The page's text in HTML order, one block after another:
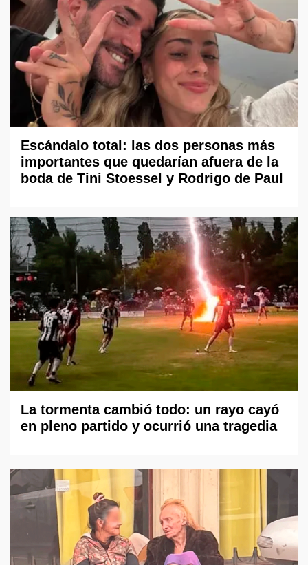
Escándalo total: las dos personas más
importantes que quedarían afuera de la
boda de Tini Stoessel y Rodrigo de Paul
La tormenta cambió todo: un rayo cayó
en pleno partido y ocurrió una tragedia